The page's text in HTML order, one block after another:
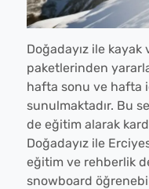
Doğadayız ile
paketlerinden
hafta sonu ve hafta
sunulmaktadır. Bu
de eğitim alarak
Doğadayız ile
eğitim ve rehberlik
snowboard